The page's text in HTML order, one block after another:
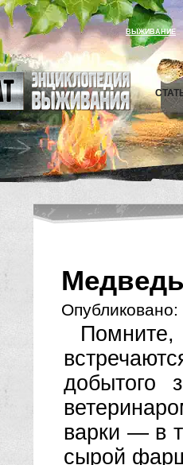
ВЫЖИВАНИЕ
Опубликовано:
добытого
варки — в
сырой